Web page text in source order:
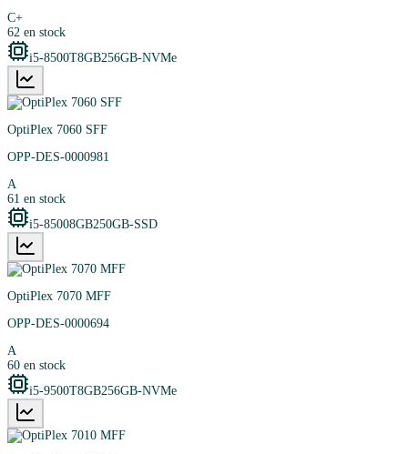
C+
62 en stock
i5-8500T8GB256GB-NVMe
OptiPlex 7060 SFF
OPP-DES-0000981
A
61 en stock
i5-85008GB250GB-SSD
OptiPlex 7070 MFF
OPP-DES-0000694
A
60 en stock
i5-9500T8GB256GB-NVMe